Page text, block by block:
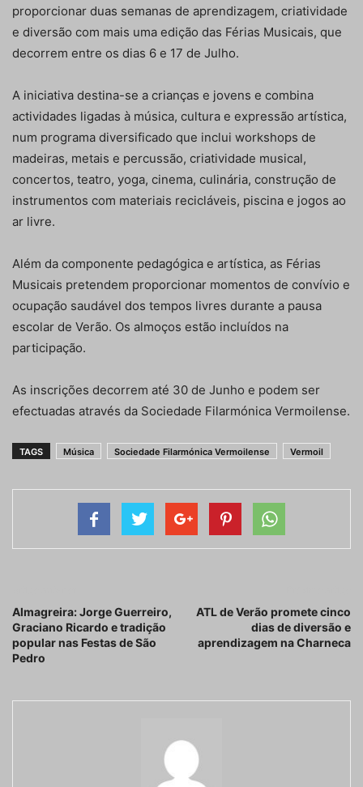
proporcionar duas semanas de aprendizagem, criatividade
e diversão com mais uma edição das Férias Musicais, que
decorrem entre os dias 6 e 17 de Julho.
A iniciativa destina-se a crianças e jovens e combina
actividades ligadas à música, cultura e expressão artística,
num programa diversificado que inclui workshops de
madeiras, metais e percussão, criatividade musical,
concertos, teatro, yoga, cinema, culinária, construção de
instrumentos com materiais recicláveis, piscina e jogos ao
ar livre.
Além da componente pedagógica e artística, as Férias
Musicais pretendem proporcionar momentos de convívio e
ocupação saudável dos tempos livres durante a pausa
escolar de Verão. Os almoços estão incluídos na
participação.
As inscrições decorrem até 30 de Junho e podem ser
efectuadas através da Sociedade Filarmónica Vermoilense.
TAGS Música Sociedade Filarmónica Vermoilense Vermoil
Almagreira: Jorge Guerreiro,
Graciano Ricardo e tradição
popular nas Festas de São
Pedro
ATL de Verão promete cinco
dias de diversão e
aprendizagem na Charneca